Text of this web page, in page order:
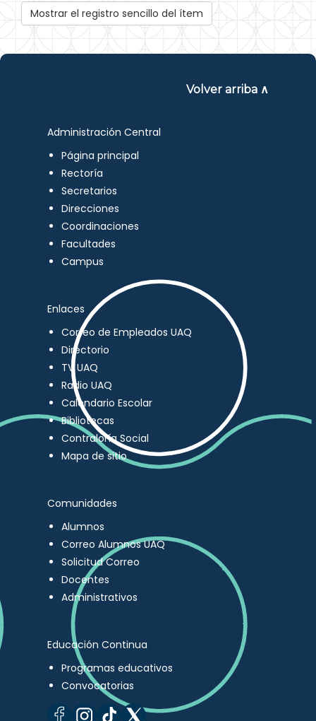
Mostrar el registro sencillo del ítem
Volver arriba ∧
Administración Central
Página principal
Rectoría
Secretarios
Direcciones
Coordinaciones
Facultades
Campus
Enlaces
Correo de Empleados UAQ
Directorio
TV UAQ
Radio UAQ
Calendario Escolar
Bibliotecas
Contraloría Social
Mapa de sitio
Comunidades
Alumnos
Correo Alumnos UAQ
Solicitud Correo
Docentes
Administrativos
Educación Continua
Programas educativos
Convocatorias